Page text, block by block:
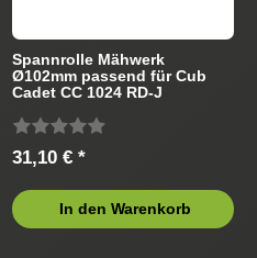
Spannrolle Mähwerk
Ø102mm passend für Cub
Cadet CC 1024 RD-J
Rasentraktor
31,10 € *
In den Warenkorb